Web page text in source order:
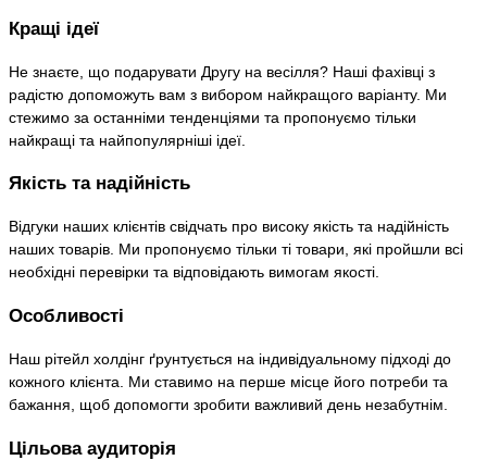
Кращі ідеї
Не знаєте, що подарувати Другу на весілля? Наші фахівці з
радістю допоможуть вам з вибором найкращого варіанту. Ми
стежимо за останніми тенденціями та пропонуємо тільки
найкращі та найпопулярніші ідеї.
Якість та надійність
Відгуки наших клієнтів свідчать про високу якість та надійність
наших товарів. Ми пропонуємо тільки ті товари, які пройшли всі
необхідні перевірки та відповідають вимогам якості.
Особливості
Наш рітейл холдінг ґрунтується на індивідуальному підході до
кожного клієнта. Ми ставимо на перше місце його потреби та
бажання, щоб допомогти зробити важливий день незабутнім.
Цільова аудиторія